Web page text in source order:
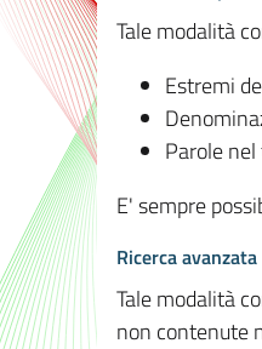
Tale modalità
Estremi
Parole
E' sempre
Ricerca avanzata
Tale modalità
non contenute